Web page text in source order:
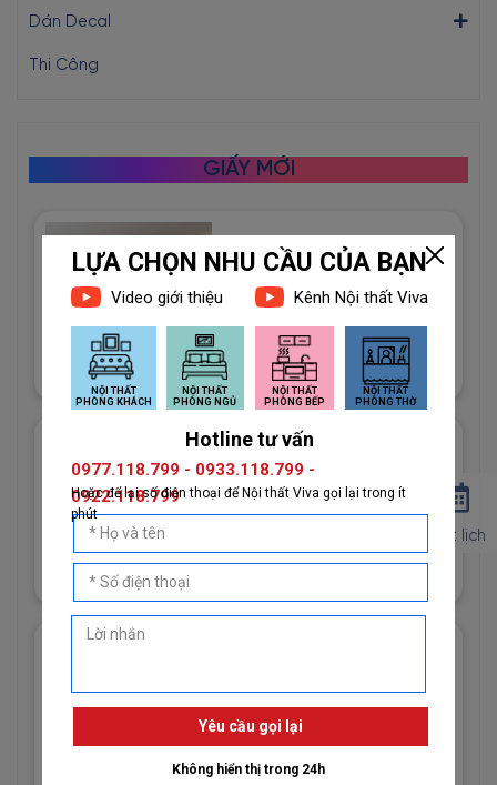
Dán Decal
Thi Công
GIẤY MỚI
Giấy Dán Tường Imperial Mã
81012-3 Họa Tiết Hình Học
Độc Đáo
1đ
Giấy Dán Tường Imperial Mã
81013-2 Vân Vải Dệt Màu
Trắng
Vàng Cát
1đ
Đặt lịch